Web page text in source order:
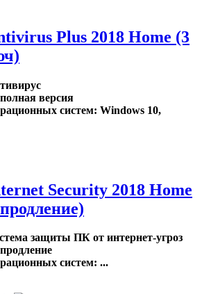
Plus 2018 Home (3
версия
систем: Windows 10,
Security 2018 Home
защиты ПК от интернет-угроз
систем: ...